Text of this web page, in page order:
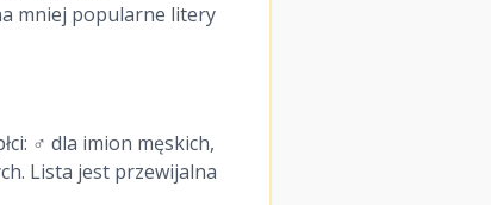
mniej popularne litery
♂ dla imion męskich,
Lista jest przewijalna